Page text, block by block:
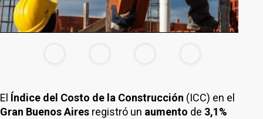
El Índice del Costo de la Construcción (ICC) en el
Gran Buenos Aires registró un aumento de 3,1%